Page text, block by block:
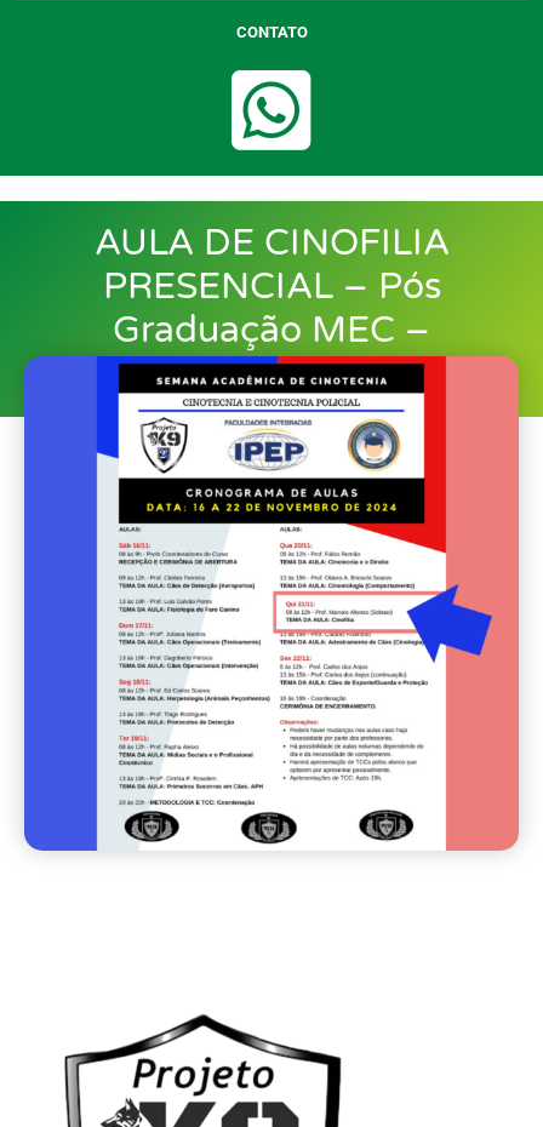
CONTATO
AULA DE CINOFILIA
PRESENCIAL – Pós
Graduação MEC –
Cinotecnia Projeto K9/IPEP